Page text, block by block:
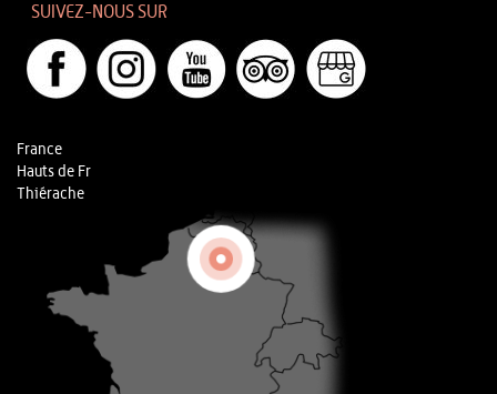
SUIVEZ-NOUS SUR
France
Hauts de Fr
Thiérache